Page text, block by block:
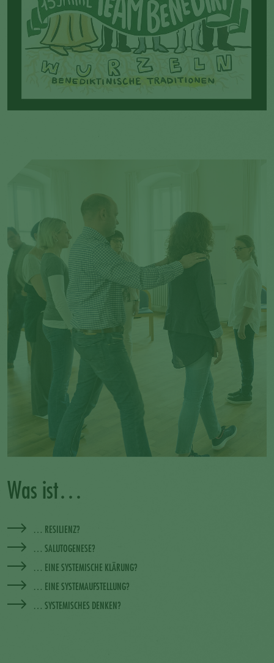
Was ist…
… RESILIENZ?
… SALUTOGENESE?
… EINE SYSTEMISCHE KLÄRUNG?
… EINE SYSTEMAUFSTELLUNG?
… SYSTEMISCHES DENKEN?